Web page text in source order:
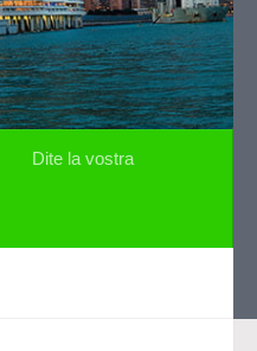
Dite la vostra